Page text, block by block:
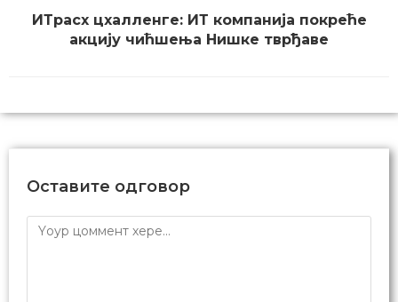
ИТрасх цхалленге: ИТ компанија покреће
акцију чићшења Нишке тврђаве
Оставите одговор